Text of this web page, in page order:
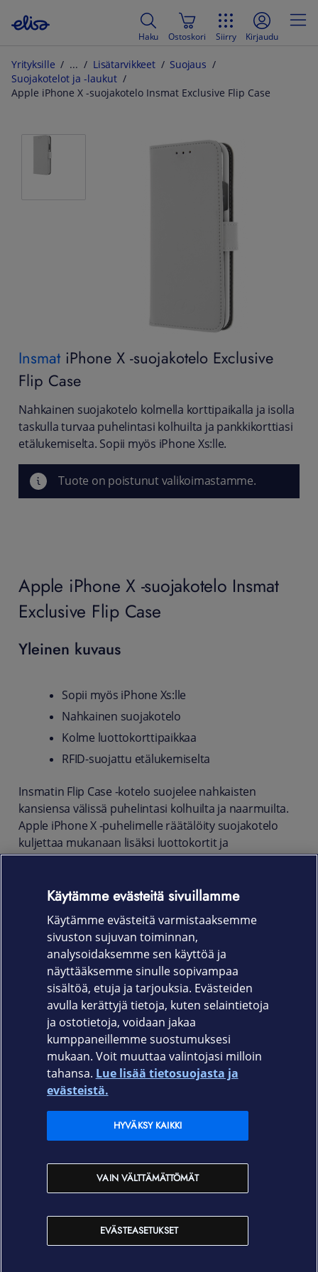
Haku Ostoskori Siirry Kirjaudu
Yrityksille Lisätarvikkeet
Suojaus
Suojakotelot ja -laukut
Apple iPhone X -suojakotelo Insmat Exclusive Flip Case
Insmat iPhone X -suojakotelo Exclusive
Flip Case
Nahkainen suojakotelo kolmella korttipaikalla ja isolla
taskulla turvaa puhelintasi kolhuilta ja pankkikorttiasi
etälukemiselta. Sopii myös iPhone Xs:lle.
Tuote on poistunut valikoimastamme.
Apple iPhone X -suojakotelo Insmat
Exclusive Flip Case
Yleinen kuvaus
Sopii myös iPhone Xs:lle
Nahkainen suojakotelo
Kolme luottokorttipaikkaa
RFID-suojattu etälukemiselta
Insmatin Flip Case -kotelo suojelee nahkaisten
kansiensa välissä puhelintasi kolhuilta ja naarmuilta.
Apple iPhone X -puhelimelle räätälöity suojakotelo
kuljettaa mukanaan lisäksi luottokortit ja
pikkulappuset - ekstraturvallisesti. Korttipaikat on
yhteensopiva myös Apple iPhone Xs -mallien kanssa.
Tuotekoodit
650-2616 (Musta)
650-2617 (Valkoinen)
Elisa.fi
Elisan myymälät
Käytämme evästeitä sivuillamme
Käytämme evästeitä varmistaaksemme
sivuston sujuvan toiminnan,
analysoidaksemme sen käyttöä ja
näyttääksemme sinulle sopivampaa
sisältöä, etuja ja tarjouksia. Evästeiden
avulla kerättyjä tietoja, kuten selaintietoja
ja ostotietoja, voidaan jakaa
kumppaneillemme suostumuksesi
mukaan. Voit muuttaa valintojasi milloin
tahansa. Lue lisää tietosuojasta ja
evästeistä.
EVÄSTEASETUKSET
VAIN VÄLTTÄMÄTTÖMÄT
HYVÄKSY KAIKKI